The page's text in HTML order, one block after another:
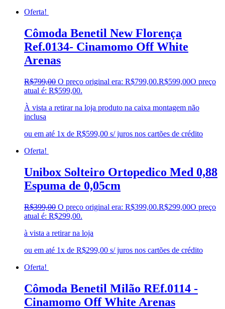
Oferta!
Cômoda Benetil New Florença
Ref.0134- Cinamomo Off White
Arenas
R$799,00 O preço original era: R$799,00.R$599,00O preço
atual é: R$599,00.
À vista a retirar na loja produto na caixa montagem não
inclusa
ou em até 1x de R$599,00 s/ juros nos cartões de crédito
Oferta!
Unibox Solteiro Ortopedico Med 0,88
Espuma de 0,05cm
R$399,00 O preço original era: R$399,00.R$299,00O preço
atual é: R$299,00.
à vista a retirar na loja
ou em até 1x de R$299,00 s/ juros nos cartões de crédito
Oferta!
Cômoda Benetil Milão REf.0114 -
Cinamomo Off White Arenas